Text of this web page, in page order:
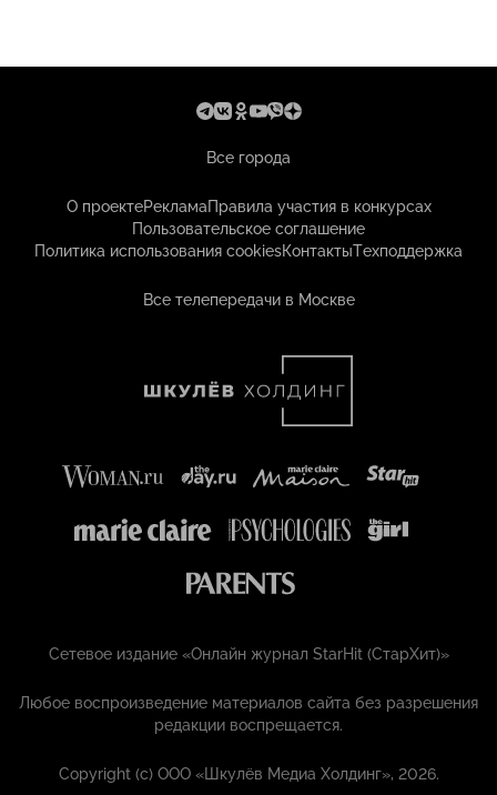
Все города
О проектеРекламаПравила участия в конкурсах
Пользовательское соглашение
Политика использования cookiesКонтактыТехподдержка
Все телепередачи в Москве
Сетевое издание «Онлайн журнал StarHit (СтарХит)»
Любое воспроизведение материалов сайта без разрешения
редакции воспрещается.
Copyright (с) ООО «Шкулёв Медиа Холдинг», 2026.